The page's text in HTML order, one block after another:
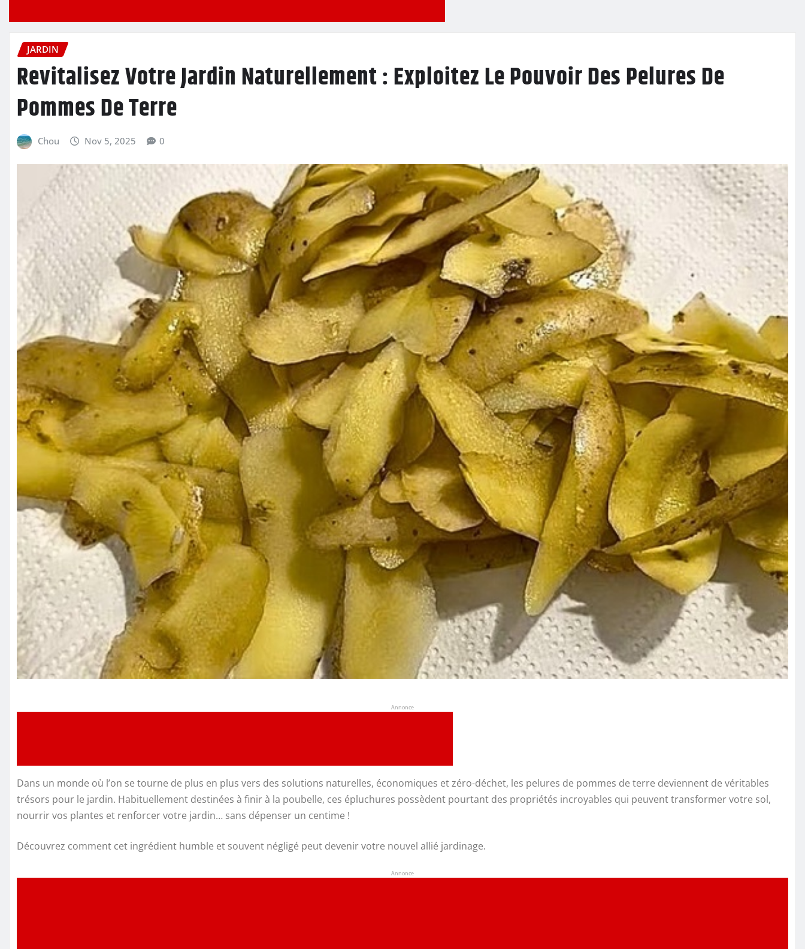
JARDIN
Revitalisez Votre Jardin Naturellement : Exploitez Le Pouvoir Des Pelures De
Pommes De Terre
Chou Nov 5, 2025 0
Annonce
Dans un monde où l’on se tourne de plus en plus vers des solutions naturelles, économiques et zéro-déchet, les pelures de pommes de terre deviennent de véritables
trésors pour le jardin. Habituellement destinées à finir à la poubelle, ces épluchures possèdent pourtant des propriétés incroyables qui peuvent transformer votre sol,
nourrir vos plantes et renforcer votre jardin… sans dépenser un centime !
Découvrez comment cet ingrédient humble et souvent négligé peut devenir votre nouvel allié jardinage.
Annonce